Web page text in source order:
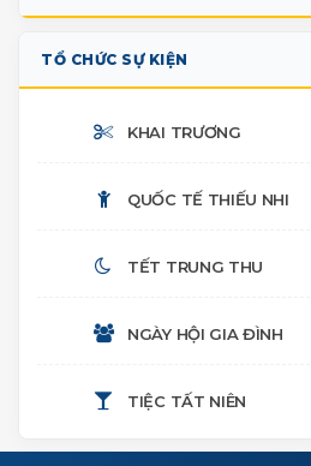
BOOTH SỰ KIỆN
NOEL
TẾT CỔ TRUYỀN
HALLOWEEN
TIỂU CẢNH TRUNG THU
SINH NHẬT
THÔI NÔI
TỔ CHỨC SỰ KIỆN
KHAI TRƯƠNG
QUỐC TẾ THIẾU NHI
TẾT TRUNG THU
NGÀY HỘI GIA ĐÌNH
TIỆC TẤT NIÊN